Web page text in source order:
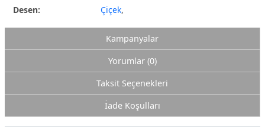
Desen:
Çiçek,
Kampanyalar
Yorumlar (0)
Taksit Seçenekleri
İade Koşulları